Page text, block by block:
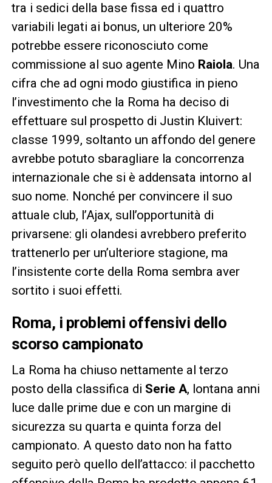
tra i sedici della base fissa ed i quattro
variabili legati ai bonus, un ulteriore 20%
potrebbe essere riconosciuto come
commissione al suo agente Mino Raiola. Una
cifra che ad ogni modo giustifica in pieno
l’investimento che la Roma ha deciso di
effettuare sul prospetto di Justin Kluivert:
classe 1999, soltanto un affondo del genere
avrebbe potuto sbaragliare la concorrenza
internazionale che si è addensata intorno al
suo nome. Nonché per convincere il suo
attuale club, l’Ajax, sull’opportunità di
privarsene: gli olandesi avrebbero preferito
trattenerlo per un’ulteriore stagione, ma
l’insistente corte della Roma sembra aver
sortito i suoi effetti.
Roma, i problemi offensivi dello
scorso campionato
La Roma ha chiuso nettamente al terzo
posto della classifica di Serie A, lontana anni
luce dalle prime due e con un margine di
sicurezza su quarta e quinta forza del
campionato. A questo dato non ha fatto
seguito però quello dell’attacco: il pacchetto